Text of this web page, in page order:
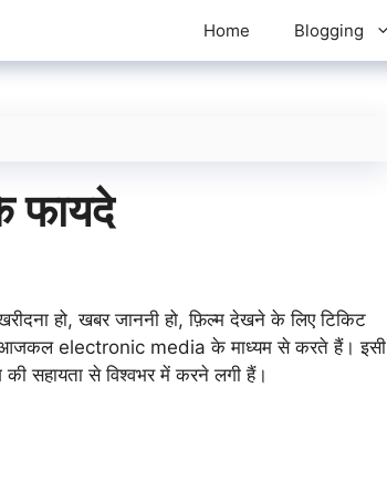
Home Blogging
फायदे
हो, खबर जाननी हो, फ़िल्म देखने के लिए टिकिट
आजकल electronic media के माध्यम से करते हैं। इसी
सहायता से विश्वभर में करने लगी हैं।